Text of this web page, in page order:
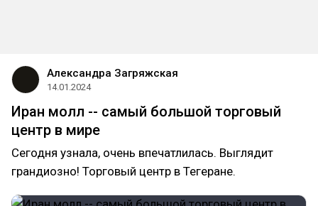
Александра Загряжская
14.01.2024
Иран молл -- самый большой торговый
центр в мире
Сегодня узнала, очень впечатлилась. Выглядит
грандиозно! Торговый центр в Тегеране.